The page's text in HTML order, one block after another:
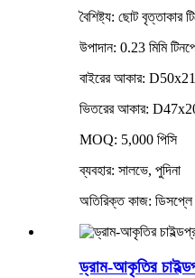
বৈশিষ্ট্য: ছোট বৃত্তাকার
উপাদান: 0.23 মিমি
বাইরের আকার:
ভিতরের আকার:
MOQ: 5,000 পিসি
ব্যবহার: সালভে, পুদিনা
অতিরিক্ত কাজ: ডিসপ্লে
ড্রাম-আকৃতির